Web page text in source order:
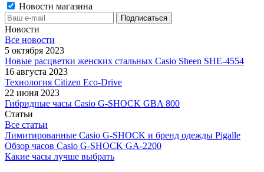
Новости магазина
Новости
Все новости
5 октября 2023
Новые расцветки женских стальных Casio Sheen SHE-4554
16 августа 2023
Технология Citizen Eco-Drive
22 июня 2023
Гибридные часы Casio G-SHOCK GBA 800
Статьи
Все статьи
Лимитированные Casio G-SHOCK и бренд одежды Pigalle
Обзор часов Casio G-SHOCK GA-2200
Какие часы лучше выбрать